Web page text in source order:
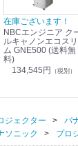
在庫ございます！
NBCエンジニア ク
ルキャノンエコスリ
ム GNE500 (送料無
料)
134,545円
（税別）
ジェクター パ
ソニック プロ